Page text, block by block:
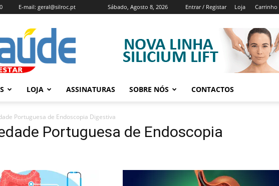
Sábado, Agosto 8, 2026 Entrar / Registar Loja Carrinho
E-mail: geral@silroc.pt
Revista
Saúde
e
Bem
Estar
Edição
LOJA ASSINATURAS SOBRE NÓS CONTACTOS
Portuguesa de Endoscopia Digestiva
Portuguesa de Endoscopia